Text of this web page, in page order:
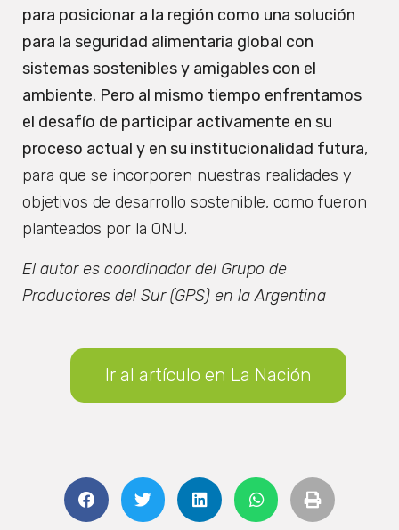
para posicionar a la región como una solución
para la seguridad alimentaria global con
sistemas sostenibles y amigables con el
ambiente. Pero al mismo tiempo enfrentamos
el desafío de participar activamente en su
proceso actual y en su institucionalidad futura,
para que se incorporen nuestras realidades y
objetivos de desarrollo sostenible, como fueron
planteados por la ONU.
El autor es coordinador del Grupo de
Productores del Sur (GPS) en la Argentina
Ir al artículo en La Nación